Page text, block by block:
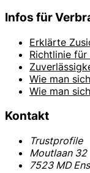
Infos für
Erklärte
Richtlinie für
Wie man
Wie man
Kontakt
Trustprofile
Moutlaan 32
7523 MD